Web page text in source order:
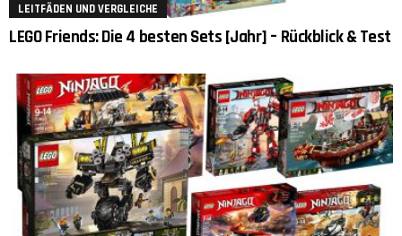
LEITFÄDEN UND VERGLEICHE
LEGO Friends: Die 4 besten Sets [Jahr] – Rückblick & Test